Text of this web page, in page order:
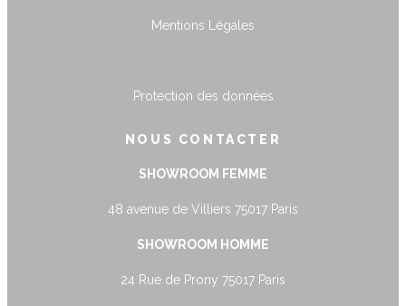
Mentions Légales
Protection des données
NOUS CONTACTER
SHOWROOM FEMME
48 avenue de Villiers 75017 Paris
SHOWROOM HOMME
24 Rue de Prony 75017 Paris